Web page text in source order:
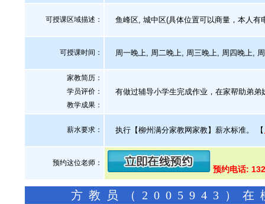
可授课区域描述： 鱼峰区, 城中区(具体位置可以商量，本人有
可授课时间： 周一晚上, 周二晚上, 周三晚上, 周四晚上,
家教简历：
学员评价：
教学成果：
有做过辅导小学生完成作业，在家帮助弟弟
薪水要求： 执行【柳州满分家教网家教】薪水标准。 【
预约这位老师：
预约电话:
方教员（2005943）在